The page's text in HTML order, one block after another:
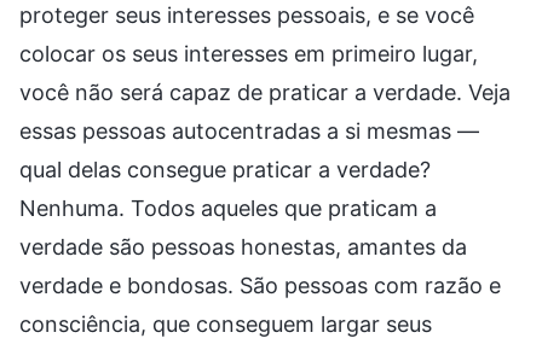
proteger seus interesses pessoais, e se você
colocar os seus interesses em primeiro lugar,
você não será capaz de praticar a verdade. Veja
essas pessoas autocentradas a si mesmas —
qual delas consegue praticar a verdade?
Nenhuma. Todos aqueles que praticam a
verdade são pessoas honestas, amantes da
verdade e bondosas. São pessoas com razão e
consciência, que conseguem largar seus